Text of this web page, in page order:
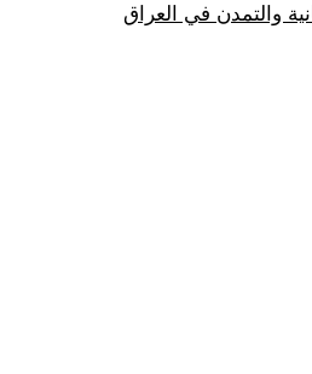
والتمدن في العراق